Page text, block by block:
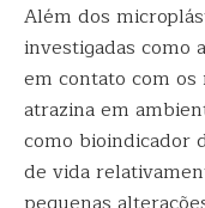
Além dos
investigadas como
em contato com os
atrazina em
como bioindicador
de vida